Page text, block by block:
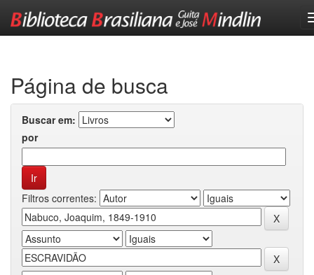
Página de busca
Buscar em:
por
Filtros correntes: